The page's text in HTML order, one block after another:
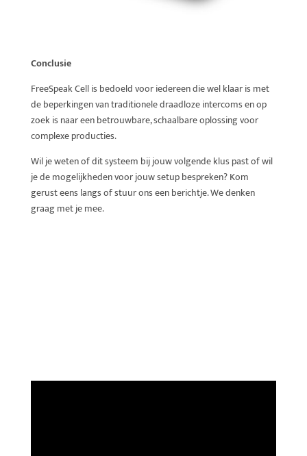
Conclusie
FreeSpeak Cell is bedoeld voor iedereen die wel klaar is met
de beperkingen van traditionele draadloze intercoms en op
zoek is naar een betrouwbare, schaalbare oplossing voor
complexe producties.
Wil je weten of dit systeem bij jouw volgende klus past of wil
je de mogelijkheden voor jouw setup bespreken? Kom
gerust eens langs of stuur ons een berichtje. We denken
graag met je mee.